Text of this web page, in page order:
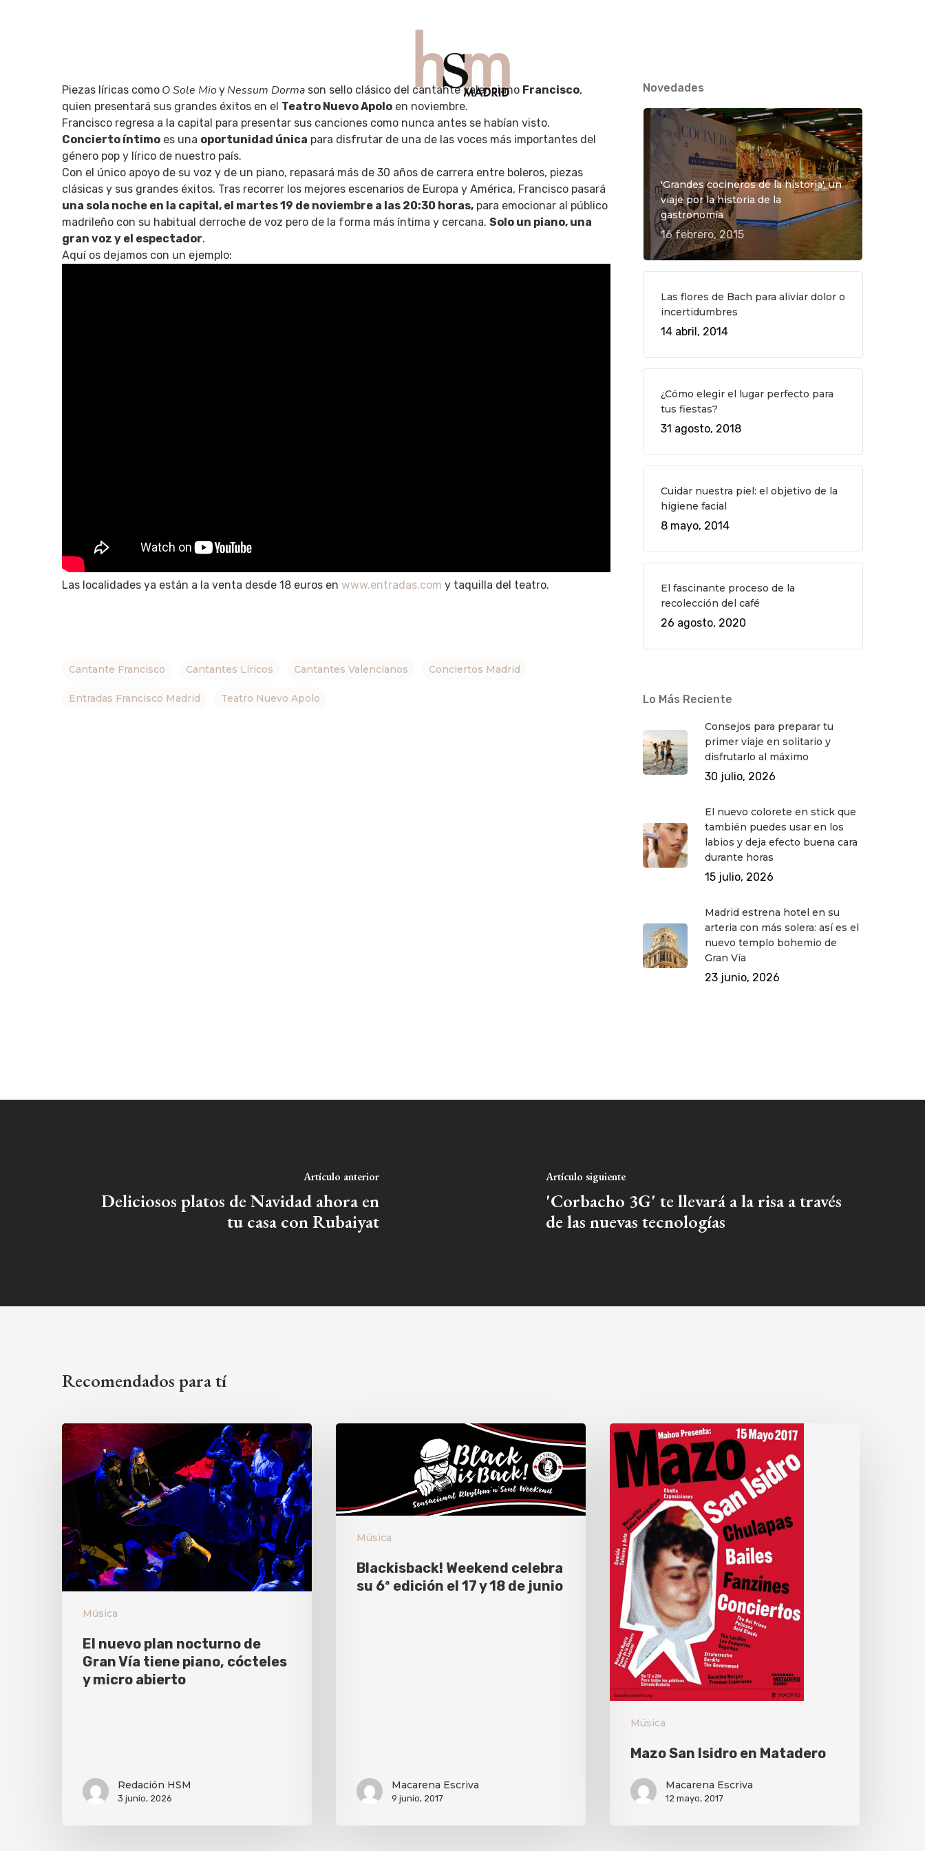
Piezas líricas como O Sole Mioy Nessum Dorma son sello clásico del cantante valenciano Francisco,
quien presentará sus grandes éxitos en el Teatro Nuevo Apolo en noviembre.
Francisco regresa a la capital para presentar sus canciones como nunca antes se habían visto.
Concierto íntimo es una oportunidad única para disfrutar de una de las voces más importantes del
género pop y lírico de nuestro país.
Con el único apoyo de su voz y de un piano, repasará más de 30 años de carrera entre boleros, piezas
clásicas y sus grandes éxitos. Tras recorrer los mejores escenarios de Europa y América, Francisco pasará
una sola noche en la capital, el martes 19 de noviembre a las 20:30 horas, para emocionar al público
madrileño con su habitual derroche de voz pero de la forma más íntima y cercana. Solo un piano, una
gran voz y el espectador.
Aquí os dejamos con un ejemplo:
Las localidades ya están a la venta desde 18 euros en www.entradas.com y taquilla del teatro.
Cantante Francisco Cantantes Líricos Cantantes Valencianos Conciertos Madrid
Entradas Francisco Madrid Teatro Nuevo Apolo
Novedades
'Grandes cocineros de la historia', un
viaje por la historia de la
gastronomía
16 febrero, 2015
Las flores de Bach para aliviar dolor o
incertidumbres
14 abril, 2014
¿Cómo elegir el lugar perfecto para
tus fiestas?
31 agosto, 2018
Cuidar nuestra piel: el objetivo de la
higiene facial
8 mayo, 2014
El fascinante proceso de la
recolección del café
26 agosto, 2020
Lo Más Reciente
Consejos para preparar tu
primer viaje en solitario y
disfrutarlo al máximo
30 julio, 2026
El nuevo colorete en stick que
también puedes usar en los
labios y deja efecto buena cara
durante horas
15 julio, 2026
Madrid estrena hotel en su
arteria con más solera: así es el
nuevo templo bohemio de
Gran Vía
23 junio, 2026
Artículo anterior
Deliciosos platos de Navidad ahora en
tu casa con Rubaiyat
Artículo siguiente
'Corbacho 3G' te llevará a la risa a través
de las nuevas tecnologías
Recomendados para tí
Música
El nuevo plan nocturno de
Gran Vía tiene piano, cócteles
y micro abierto
Redación HSM
3 junio, 2026
Música
Blackisback! Weekend celebra
su 6ª edición el 17 y 18 de junio
Macarena Escriva
9 junio, 2017
Música
Mazo San Isidro en Matadero
Macarena Escriva
12 mayo, 2017